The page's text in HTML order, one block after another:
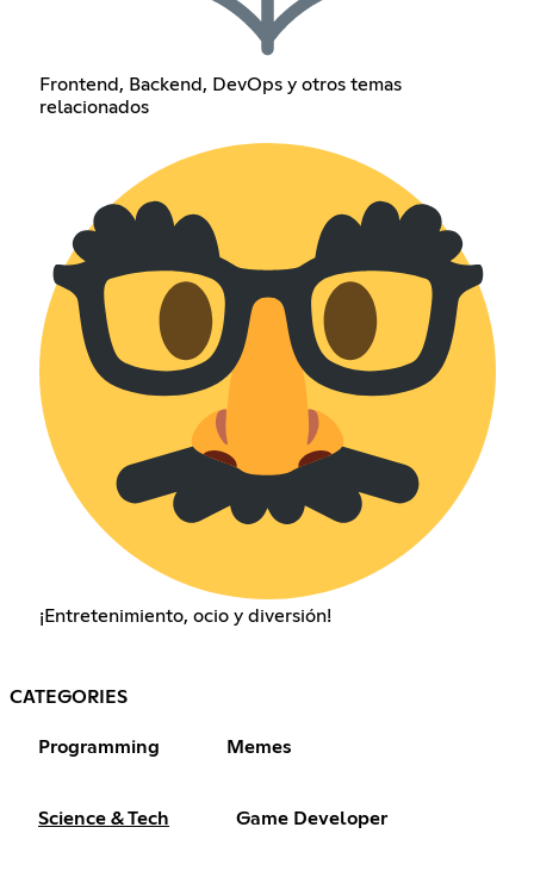
Frontend, Backend, DevOps y otros temas
relacionados
¡Entretenimiento, ocio y diversión!
CATEGORIES
Programming Memes
Science & Tech Game Developer